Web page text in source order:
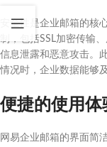
安全性是企业邮箱的核
制，包括SSL加密传输
信息泄露和恶意攻击。
情况时，企业数据能够
便捷的使用
网易企业邮箱的界面简